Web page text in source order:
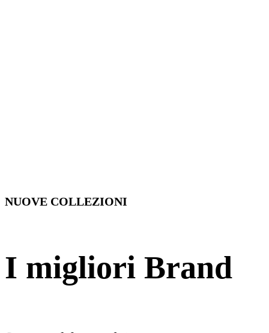
NUOVE COLLEZIONI
I migliori Brand